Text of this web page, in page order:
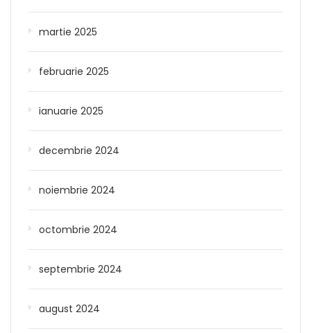
martie 2025
februarie 2025
ianuarie 2025
decembrie 2024
noiembrie 2024
octombrie 2024
septembrie 2024
august 2024